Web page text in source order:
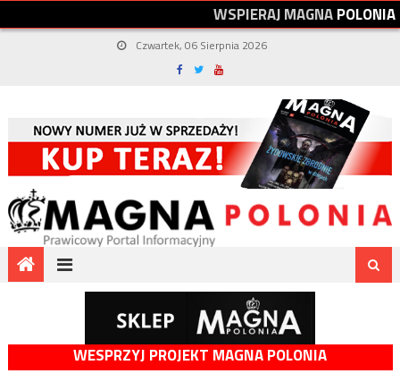
WSPIERAJMAGNAPOLONIA
Czwartek, 06 Sierpnia 2026
WESPRZYJ PROJEKT MAGNA POLONIA